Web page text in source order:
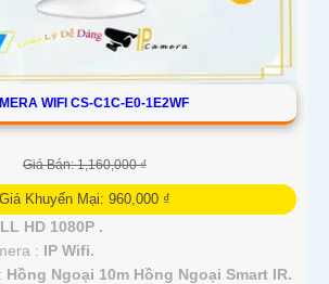
WIFI CS-C1C-E0-1E2WF
Giá Bán: 1,160,000 ₫
Giá Khuyến Mại: 960,000 ₫
HD 1080P .
: IP Wifi.
Hồng Ngoại 10m Hồng Ngoại Smart IR.